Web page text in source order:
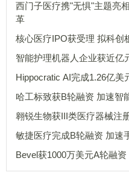
西门子医疗携"无惧"主题亮
革
核心医疗IPO获受理 拟科创
智能护理机器人企业获近亿
Hippocratic AI完成1.26亿
哈工标致获B轮融资 加速智
翱锐生物获III类医疗器械注
敏捷医疗完成B轮融资 加速
Bevel获1000万美元A轮融